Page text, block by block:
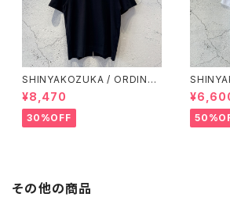
SHINYAKOZUKA / ORDINAR
Y S/S TEE(ISSUE#8) / BLAC
K
¥8,470
30%OFF
GIRL /
その他の商品